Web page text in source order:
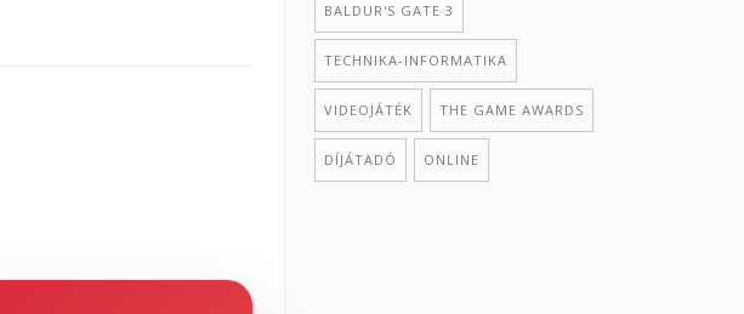
BALDUR'S GATE 3
TECHNIKA-INFORMATIKA
VIDEOJÁTÉK THE GAME AWARDS
DÍJÁTADÓ ONLINE